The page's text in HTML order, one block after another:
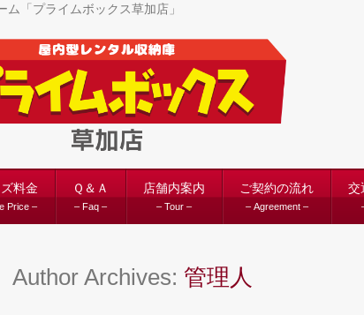
「プライムボックス草加店」
料金
Price –
Ｑ＆Ａ
– Faq –
店舗内案内
– Tour –
ご契約の流れ
– Agreement –
交
Author Archives: 管理人